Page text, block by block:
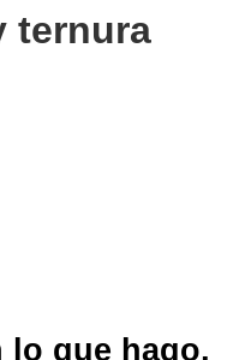
ternura
lo que hago,